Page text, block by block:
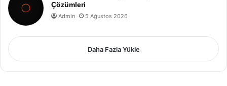
Çözümleri
Admin 5 Ağustos 2026
Daha Fazla Yükle